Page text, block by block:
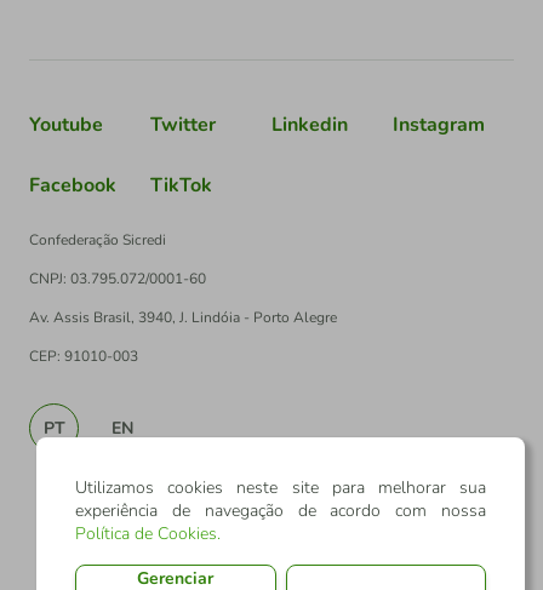
Youtube Twitter Linkedin Instagram
Facebook TikTok
Confederação Sicredi
CNPJ: 03.795.072/0001-60
Av. Assis Brasil, 3940, J. Lindóia - Porto Alegre
CEP: 91010-003
PT EN
Utilizamos cookies neste site para melhorar sua
experiência de navegação de acordo com nossa
Política de Cookies.
Gerenciar